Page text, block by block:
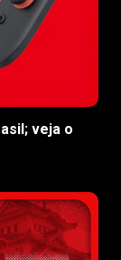
veja o